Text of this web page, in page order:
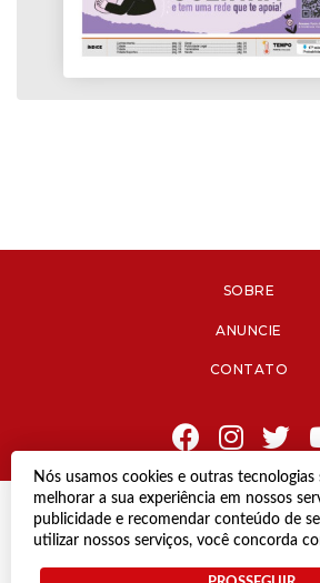
Nós usamos cookies e outras tecnologias
melhorar a sua experiência em nossos
publicidade e recomendar conteúdo de
utilizar nossos serviços, você concorda
SOBRE
ANUNCIE
CONTATO
© Copyright 2021 Diário de
Todos os direitos